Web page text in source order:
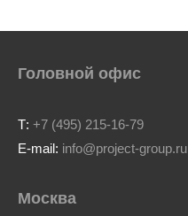
Головной офис
Т: +7 (495) 215-16-79
E-mail: info@project-group.ru
Москва